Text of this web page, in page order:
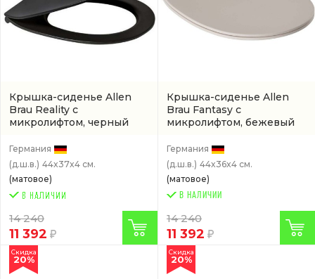
Крышка-сиденье Allen
Brau Reality с
микролифтом, черный
Германия
(д.ш.в.) 44x37x4 см.
(матовое)
14 240
11 392
Крышка-сиденье Allen
Brau Fantasy с
микролифтом, бежевый
Германия
(д.ш.в.) 44x36x4 см.
(матовое)
В НАЛИЧИИ
14 240
11 392
Скидка
20%
Скидка
20%